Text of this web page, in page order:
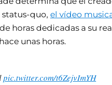
status-quo, el vídeo
horas dedicadas a su
unas horas.
pic.twitter.com/t6ZejvImYH